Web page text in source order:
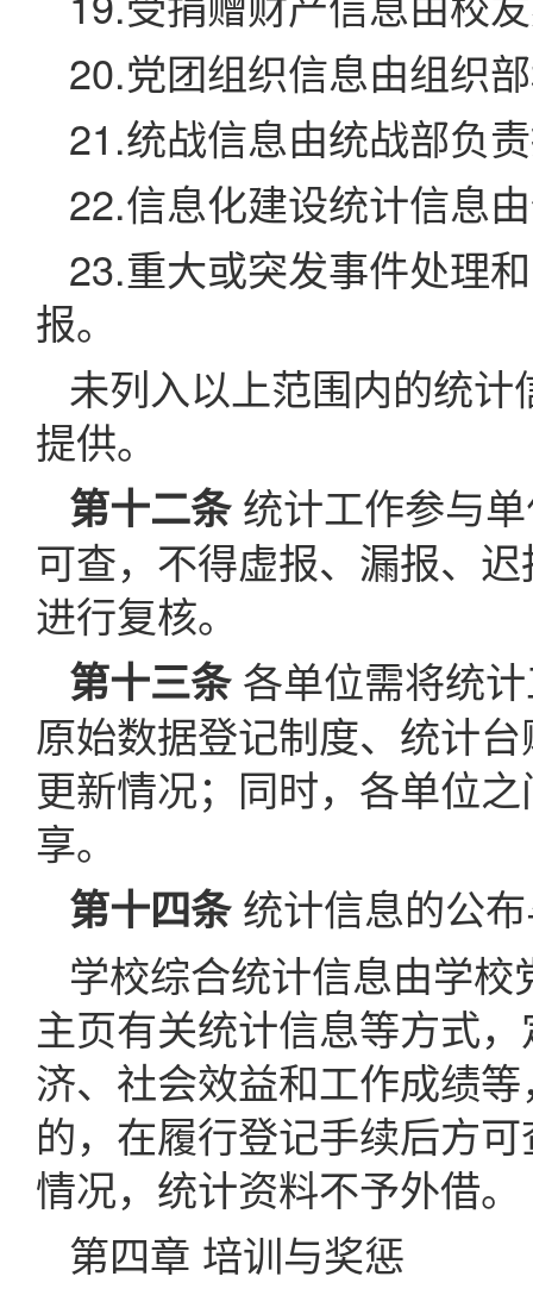
20.党团组织信息由组织
21.统战信息由统战部负
22.信息化建设统计信息
23.重大或突发事件处理
报。
未列入以上范围内的统
提供。
第十二条统计工作参与
可查，不得虚报、漏报、
进行复核。
第十三条各单位需将统
原始数据登记制度、统计
更新情况；同时，各单位
享。
第十四条统计信息的公
学校综合统计信息由学
主页有关统计信息等方式
济、社会效益和工作成绩
的，在履行登记手续后方
情况，统计资料不予外借。
第四章 培训与奖惩